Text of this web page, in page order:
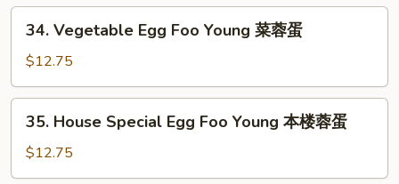
Young
Vegetable
Egg
Foo
Young
34. Vegetable Egg Foo Young 菜蓉蛋
$12.75
House
Special
Egg
35. House Special Egg Foo Young 本楼蓉蛋
$12.75